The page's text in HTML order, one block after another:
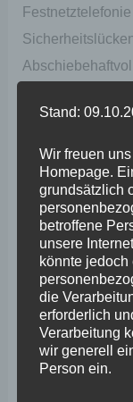
angekündigten
schließen
beispielsweise
geltenden
in
Mobiltelefone
Kameras
Anfertigen von
ähnliche
Stand:
Wir freuen
Homepage.
grundsätzlich
betroffene
unsere
könnte
die
erforderlich
Verarbeitung
wir generell
Person ein.